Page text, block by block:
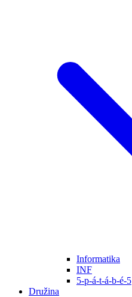
Informatika
INF
5-p-á-t-á-b-é-5
Družina